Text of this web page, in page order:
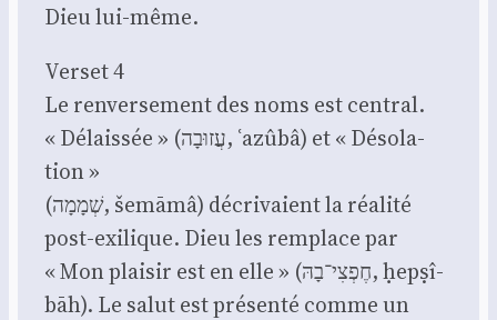
Dieu lui-même.
Ver­set 4
Le ren­ver­se­ment des noms est cen­tral.
« Délais­sée » (עֲזוּבָה, ʿazû­bâ) et « Déso­la­
tion »
(שְׁמָמָה, šemā­mâ) décri­vaient la réa­li­té
post-exi­lique. Dieu les rem­place par
« Mon plai­sir est en elle » (חֶפְצִי־בָהּ, ḥepṣî-
bāh). Le salut est pré­sen­té comme un